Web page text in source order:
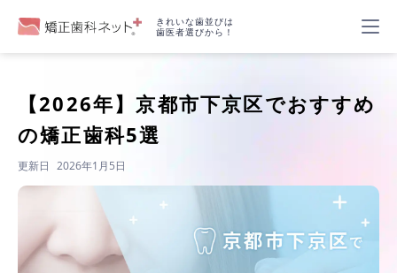
きれいな歯並びは
歯医者選びから！
【2026年】京都市下京区でおすすめ
の矯正歯科5選
更新日 2026年1月5日